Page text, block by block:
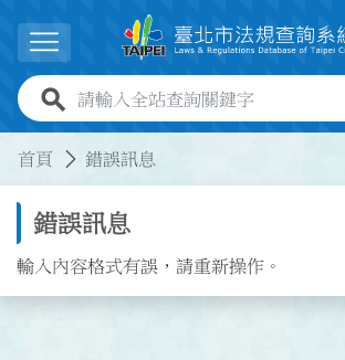
展開選單
全站查詢關鍵字欄位
首頁 錯誤訊息
錯誤訊息
輸入內容格式有誤，請重新操作。